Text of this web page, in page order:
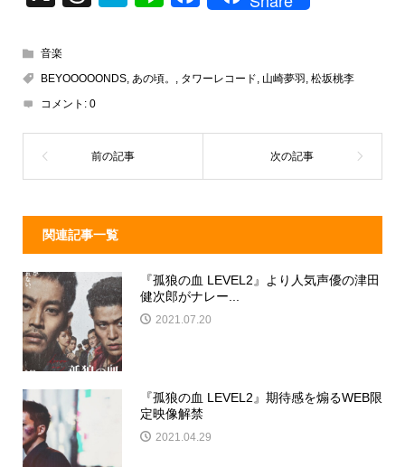
a
d
s
n
e
o
音楽
BEYOOOOONDS, あの頃。 , タワーレコード, 山崎夢羽 , 松坂桃李
コメント: 0
関連記事一覧
『孤狼の血 LEVEL2』より人気声優の津田
健次郎がナレー...
2021.07.20
『孤狼の血 LEVEL2』期待感を煽るWEB限
定映像解禁
2021.04.29